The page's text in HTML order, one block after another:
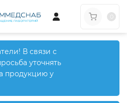
В связи с
уточнять
продукцию у